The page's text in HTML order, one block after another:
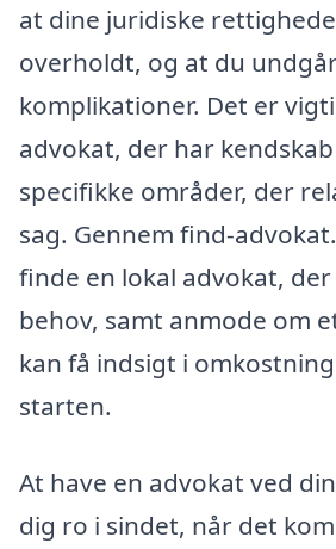
at dine juridiske
overholdt, og at du
komplikationer. Det er
advokat, der har
specifikke områder, der
sag. Gennem find-
finde en lokal advokat,
behov, samt anmode om
kan få indsigt i
starten.
At have en advokat ved
dig ro i sindet, når det